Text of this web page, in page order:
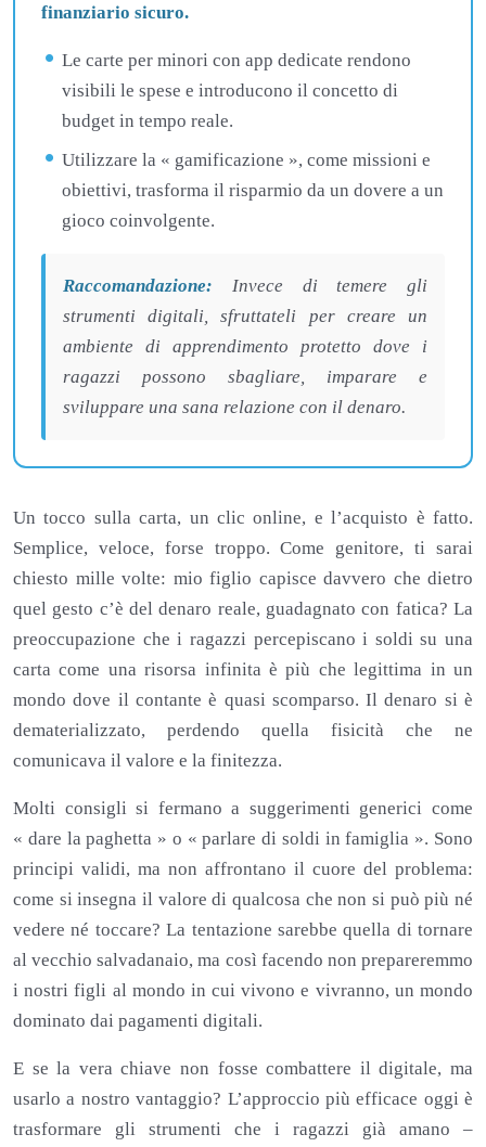
finanziario sicuro.
Le carte per minori con app dedicate rendono
visibili le spese e introducono il concetto di
budget in tempo reale.
Utilizzare la « gamificazione », come missioni e
obiettivi, trasforma il risparmio da un dovere a un
gioco coinvolgente.
Raccomandazione: Invece di temere gli
strumenti digitali, sfruttateli per creare un
ambiente di apprendimento protetto dove i
ragazzi possono sbagliare, imparare e
sviluppare una sana relazione con il denaro.
Un tocco sulla carta, un clic online, e l’acquisto è fatto.
Semplice, veloce, forse troppo. Come genitore, ti sarai
chiesto mille volte: mio figlio capisce davvero che dietro
quel gesto c’è del denaro reale, guadagnato con fatica? La
preoccupazione che i ragazzi percepiscano i soldi su una
carta come una risorsa infinita è più che legittima in un
mondo dove il contante è quasi scomparso. Il denaro si è
dematerializzato, perdendo quella fisicità che ne
comunicava il valore e la finitezza.
Molti consigli si fermano a suggerimenti generici come
« dare la paghetta » o « parlare di soldi in famiglia ». Sono
principi validi, ma non affrontano il cuore del problema:
come si insegna il valore di qualcosa che non si può più né
vedere né toccare? La tentazione sarebbe quella di tornare
al vecchio salvadanaio, ma così facendo non prepareremmo
i nostri figli al mondo in cui vivono e vivranno, un mondo
dominato dai pagamenti digitali.
E se la vera chiave non fosse combattere il digitale, ma
usarlo a nostro vantaggio? L’approccio più efficace oggi è
trasformare gli strumenti che i ragazzi già amano –